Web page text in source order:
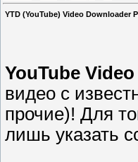
YTD (YouTube) Video Downloader
YouTube
видео с
прочие)! Для
лишь указать